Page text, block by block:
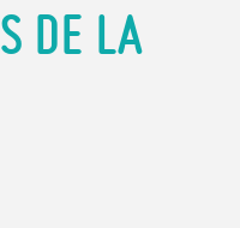
DE LA